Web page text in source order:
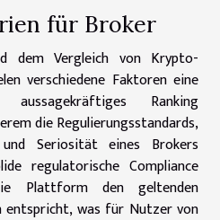
für Broker
dem Vergleich von Krypto-
verschiedene Faktoren eine
Ranking
die Regulierungsstandards,
Seriosität eines Brokers
regulatorische Compliance
Plattform den geltenden
entspricht, was für Nutzer von